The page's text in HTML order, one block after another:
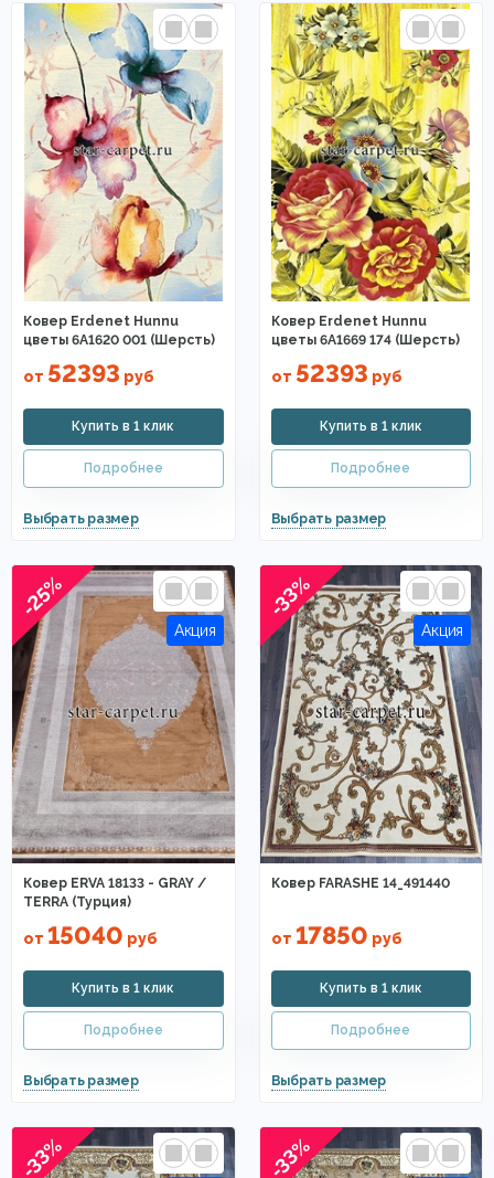
Ковер Erdenet Hunnu
цветы 6A1620 001 (Шерсть)
от 52393 руб
Ковер Erdenet Hunnu
цветы 6A1669 174 (Шерсть)
от 52393 руб
-25%
Ковер ERVA 18133 - GRAY /
TERRA (Турция)
от 15040 руб
-33%
Ковер FARASHE 14_491440
от 17850 руб
-33% -33%